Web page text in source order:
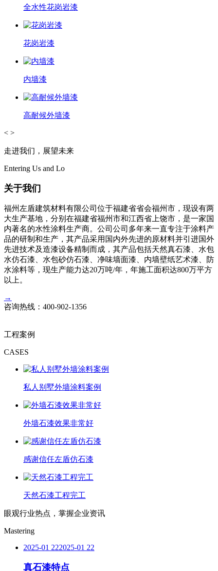
全水性花岗岩漆
花岗岩漆
内墙漆
高耐候外墙漆
< >
走进我们，展望未来
Entering Us and Lo
关于我们
福州左盾建筑材料有限公司位于福建省省会福州市，现设有两
大生产基地，分别在福建省福州市和江西省上饶市，是一家国
内著名的水性涂料生产商。公司公司多年来一直专注于涂料产
品的研制和生产，其产品采用国内外先进的原材料并引进国外
先进技术及造漆设备精制而成，其产品包括天然真石漆、水包
水仿石漆、水包砂仿石漆、净味墙面漆、内墙壁纸艺术漆、防
水涂料等，现生产能力达20万吨/年，年施工面积达800万平方
以上。
→
咨询热线： 400-902-1356
工程案例
CASES
私人别墅外墙涂料案例
外墙石漆效果非常好
感谢信任左盾仿石漆
天然石漆工程完工
眼观行业热点，掌握企业资讯
Mastering
2025-01 222025-01 22
真石漆特点